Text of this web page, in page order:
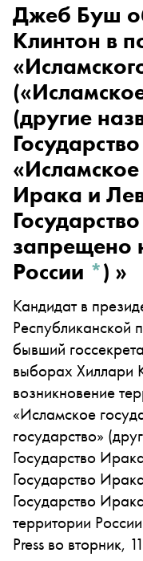
Джеб Буш
Клинтон в
«
(другие
«Исламское
Ирака и
запрещено
России *) »
Кандидат в
Республиканской
бывший
выборах Хиллари
возникновение
«Исламское
государство»
Государство
Государство
Государство
территории России
Press во вторник,